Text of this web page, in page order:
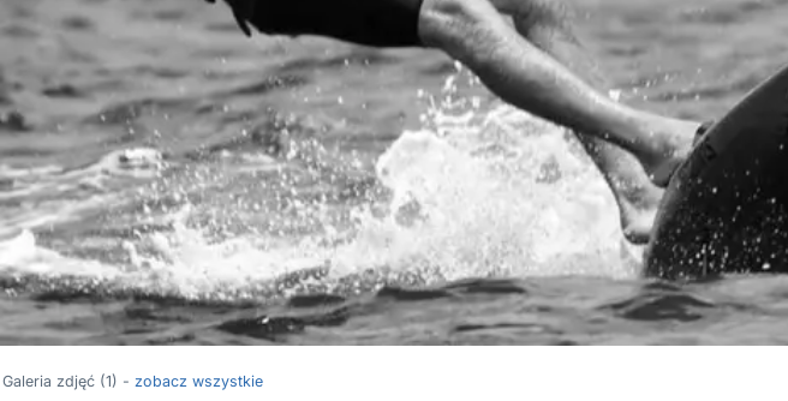
Galeria zdjęć (1) - zobacz wszystkie